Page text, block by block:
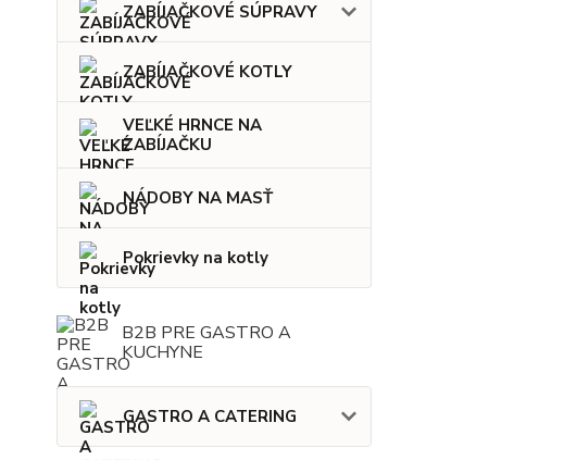
ZABÍJAČKOVÉ SÚPRAVY
ZABÍJAČKOVÉ KOTLY
VEĽKÉ HRNCE NA
ZABÍJAČKU
NÁDOBY NA MASŤ
Pokrievky na kotly
B2B PRE GASTRO A
KUCHYNE
GASTRO A CATERING